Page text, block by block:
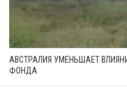
АВСТРАЛИЯ УМЕНЬШАЕТ
ФОНДА